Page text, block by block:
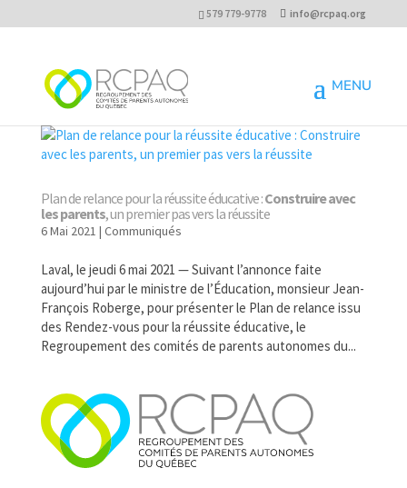
579 779-9778 info@rcpaq.org
Plan de relance pour la réussite éducative :Construire avec
les parents, un premier pas vers la réussite
6 Mai 2021 | Communiqués
Laval, le jeudi 6 mai 2021 — Suivant l’annonce faite
aujourd’hui par le ministre de l’Éducation, monsieur Jean-
François Roberge, pour présenter le Plan de relance issu
des Rendez-vous pour la réussite éducative, le
Regroupement des comités de parents autonomes du...